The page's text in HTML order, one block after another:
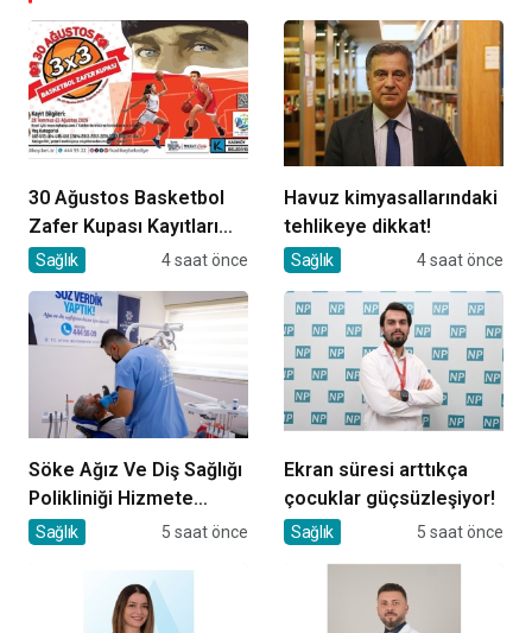
30 Ağustos Basketbol
Zafer Kupası Kayıtları
Devam Ediyor
Sağlık 4 saat önce
Havuz kimyasallarındaki
tehlikeye dikkat!
Sağlık 4 saat önce
Söke Ağız Ve Diş Sağlığı
Polikliniği Hizmete
Başladı
Sağlık 5 saat önce
Ekran süresi arttıkça
çocuklar güçsüzleşiyor!
Sağlık 5 saat önce